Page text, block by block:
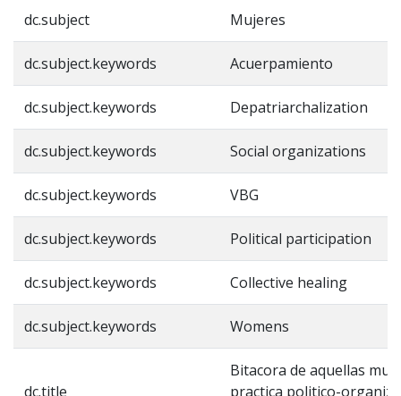
dc.subject Mujeres
dc.subject.keywords Acuerpamiento
dc.subject.keywords Depatriarchalization
dc.subject.keywords Social organizations
dc.subject.keywords VBG
dc.subject.keywords Political participation
dc.subject.keywords Collective healing
dc.subject.keywords Womens
dc.title
Bitacora de aquellas
practica politico-